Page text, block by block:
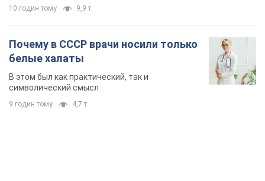
10 годин тому 9,9 т.
Почему в СССР врачи носили только
белые халаты
В этом был как практический, так и
символический смысл
9 годин тому 4,7 т.